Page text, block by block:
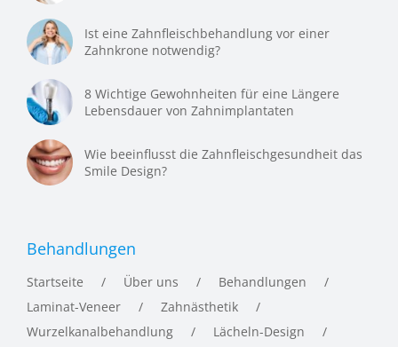
Ist eine Zahnfleischbehandlung vor einer
Zahnkrone notwendig?
8 Wichtige Gewohnheiten für eine Längere
Lebensdauer von Zahnimplantaten
Wie beeinflusst die Zahnfleischgesundheit das
Smile Design?
Behandlungen
Startseite Über uns
Behandlungen
Laminat-Veneer
Zahnästhetik
Wurzelkanalbehandlung
Lächeln-Design